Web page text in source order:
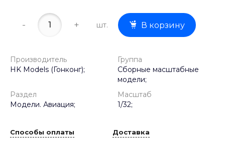
- + шт. В корзину
Производитель
HK Models (Гонконг);
Группа
Сборные масштабные
модели;
Раздел
Модели. Авиация;
Масштаб
1/32;
Способы оплаты Доставка